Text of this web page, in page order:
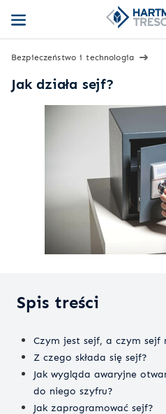
Bezpieczeństwo i technologia
Jak działa sejf?
Spis treści
Czym jest sejf, a czym sejf
Z czego składa się sejf?
Jak wygląda awaryjne
do niego szyfru?
Jak zaprogramować sejf?